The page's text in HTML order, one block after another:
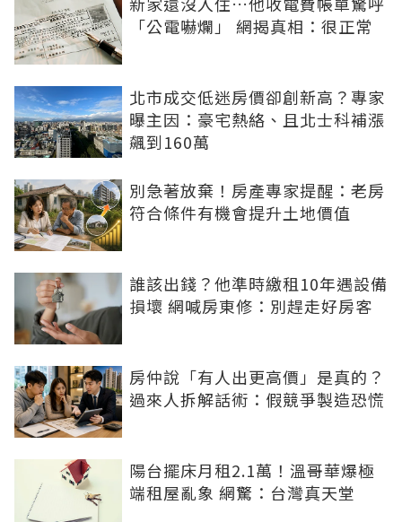
「公電嚇爛」 網揭真相：很正常
北市成交低迷房價卻創新高？專家
曝主因：豪宅熱絡、且北士科補漲
飆到160萬
別急著放棄！房產專家提醒：老房
符合條件有機會提升土地價值
誰該出錢？他準時繳租10年遇設備
損壞 網喊房東修：別趕走好房客
房仲說「有人出更高價」是真的？
過來人拆解話術：假競爭製造恐慌
陽台擺床月租2.1萬！溫哥華爆極
端租屋亂象 網驚：台灣真天堂